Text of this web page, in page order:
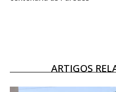
16
ARTIGOS